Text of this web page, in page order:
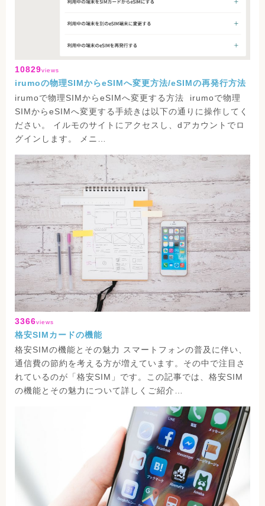
10829views
irumoの物理SIMからeSIMへ変更方法/eSIMの再発行方法
irumoで物理SIMからeSIMへ変更する方法 irumoで物理
SIMからeSIMへ変更する手続きは以下の通りに操作してく
ださい。 イルモのサイトにアクセスし、dアカウントでロ
グインします。 メニ…
3366views
格安SIMカードの機能
格安SIMの機能とその魅力 スマートフォンの普及に伴い、
通信費の節約を考える方が増えています。その中で注目さ
れているのが「格安SIM」です。この記事では、格安SIM
の機能とその魅力について詳しくご紹介…